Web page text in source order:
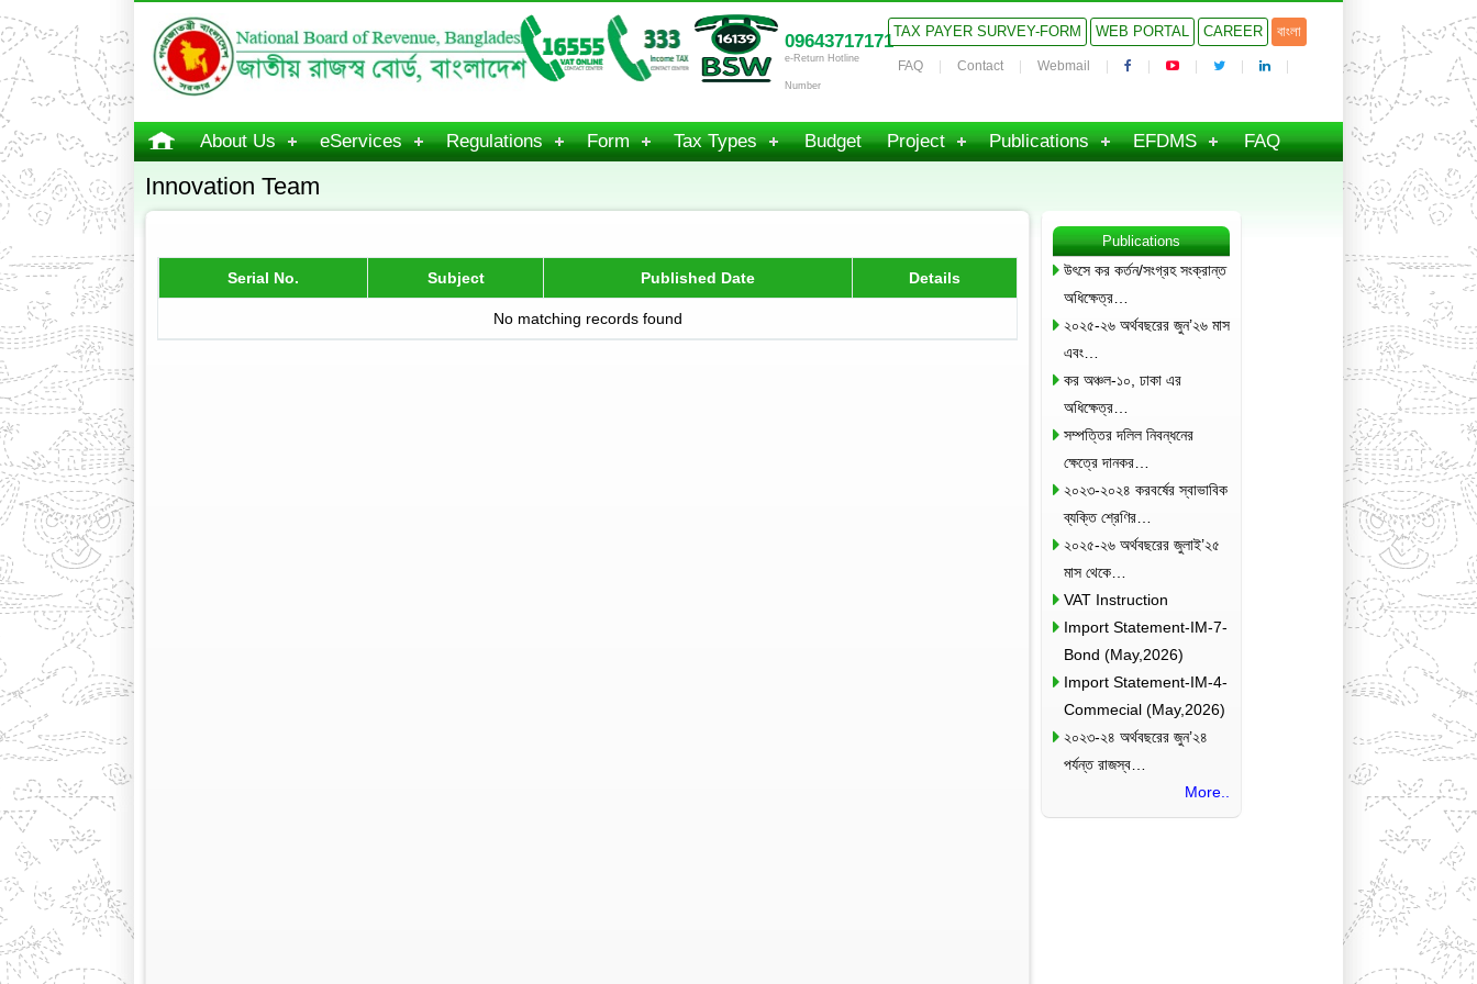
09643717171
e-Return Hotline
Number
TAX PAYER SURVEY-FORM WEB PORTAL CAREER বাংলা
FAQ Contact Webmail
About Us eServices Regulations Form Tax Types Budget Project Publications EFDMS FAQ
Innovation Team
Serial No. Subject Published Date Details
No matching records found
Publications
উৎসে কর কর্তন/সংগ্রহ সংক্রান্ত
অধিক্ষেত্র…
২০২৫-২৬ অর্থবছরের জুন’২৬ মাস
এবং…
কর অঞ্চল-১০, ঢাকা এর
অধিক্ষেত্র…
সম্পত্তির দলিল নিবন্ধনের
ক্ষেত্রে দানকর…
২০২৩-২০২৪ করবর্ষের স্বাভাবিক
ব্যক্তি শ্রেণির…
২০২৫-২৬ অর্থবছরের জুলাই’২৫
মাস থেকে…
VAT Instruction
Import Statement-IM-7-
Bond (May,2026)
Import Statement-IM-4-
Commecial (May,2026)
২০২৩-২৪ অর্থবছরের জুন’২৪
পর্যন্ত রাজস্ব…
More..